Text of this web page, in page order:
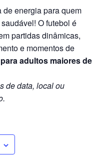
energia para quem
O futebol é
partidas dinâmicas,
e momentos de
adultos maiores de
de data, local ou